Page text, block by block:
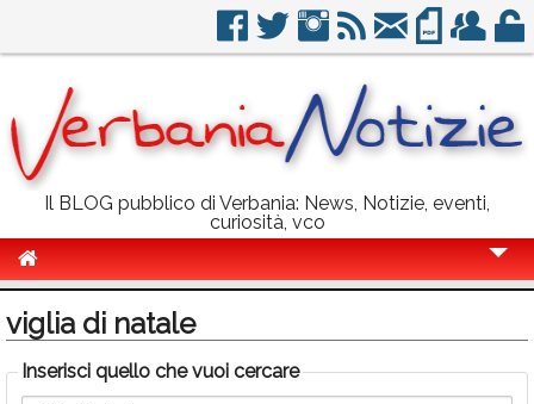
Il BLOG pubblico di Verbania: News, Notizie, eventi,
curiosità, vco
Politica
Sport
viglia di natale
Inserisci quello che vuoi cercare